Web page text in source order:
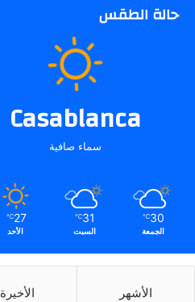
حالة الطقس
Casablanca
سماء صافية
30
℃
الجمعة
31
℃
السبت
27
℃
الأحد
الأشهر الأخيرة